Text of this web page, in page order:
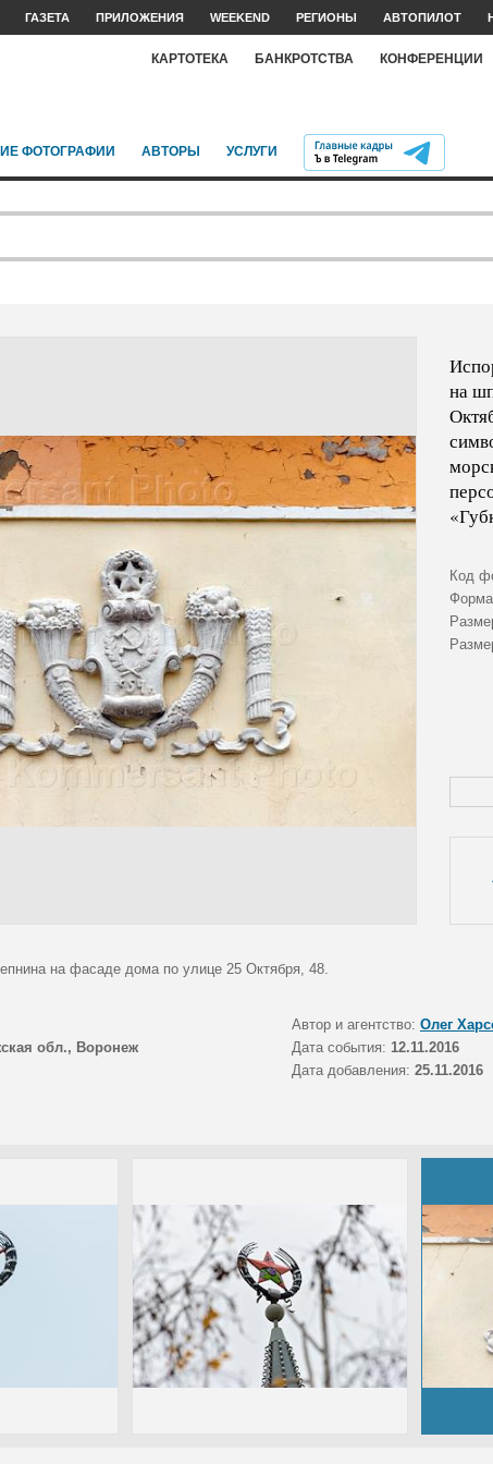
ГАЗЕТА ПРИЛОЖЕНИЯ WEEKEND РЕГИОНЫ АВТОПИЛОТ
КАРТОТЕКА БАНКРОТСТВА КОНФЕРЕНЦИИ
ФОТОГРАФИИ АВТОРЫ УСЛУГИ
на
Код
на фасаде дома по улице 25 Октября, 48.
Автор и агентство: Олег
обл., Воронеж Дата события: 12.11.2016
Дата добавления: 25.11.2016